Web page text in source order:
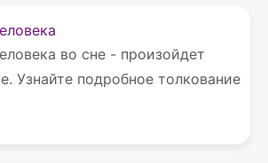
во сне - произойдет
Узнайте подробное толкование